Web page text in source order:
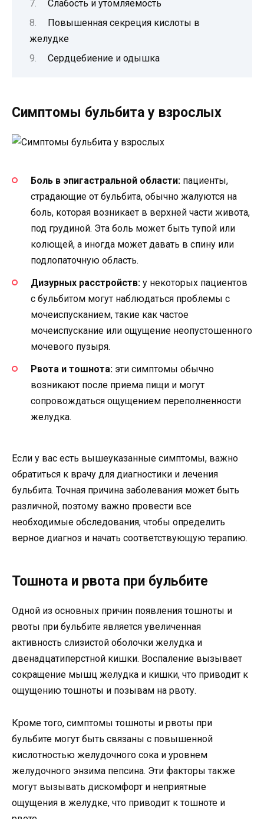
Слабость и утомляемость
Повышенная секреция кислоты в
желудке
Сердцебиение и одышка
Симптомы бульбита у взрослых
Боль в эпигастральной области: пациенты,
страдающие от бульбита, обычно жалуются на
боль, которая возникает в верхней части живота,
под грудиной. Эта боль может быть тупой или
колющей, а иногда может давать в спину или
подлопаточную область.
Дизурных расстройств: у некоторых пациентов
с бульбитом могут наблюдаться проблемы с
мочеиспусканием, такие как частое
мочеиспускание или ощущение неопустошенного
мочевого пузыря.
Рвота и тошнота: эти симптомы обычно
возникают после приема пищи и могут
сопровождаться ощущением переполненности
желудка.
Если у вас есть вышеуказанные симптомы, важно
обратиться к врачу для диагностики и лечения
бульбита. Точная причина заболевания может быть
различной, поэтому важно провести все
необходимые обследования, чтобы определить
верное диагноз и начать соответствующую терапию.
Тошнота и рвота при бульбите
Одной из основных причин появления тошноты и
рвоты при бульбите является увеличенная
активность слизистой оболочки желудка и
двенадцатиперстной кишки. Воспаление вызывает
сокращение мышц желудка и кишки, что приводит к
ощущению тошноты и позывам на рвоту.
Кроме того, симптомы тошноты и рвоты при
бульбите могут быть связаны с повышенной
кислотностью желудочного сока и уровнем
желудочного энзима пепсина. Эти факторы также
могут вызывать дискомфорт и неприятные
ощущения в желудке, что приводит к тошноте и